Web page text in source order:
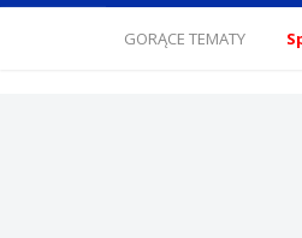
GORĄCE TEMATY